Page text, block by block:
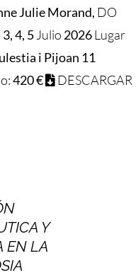
Julie Morand, DO
3, 4, 5 Julio 2026Lugar
i Pijoan 11
420 €
DESCARGAR
Y
EN LA